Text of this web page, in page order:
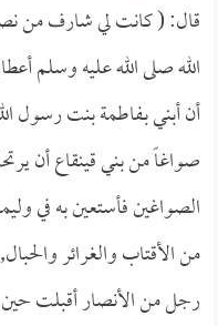
قال: (كانت لي شارف من
الله صلى الله عليه وسلم
أن أبني بـفاطمة بنت رسول
صواغاً من بني قينقاع أن
الصواغين فأستعين به في
من الأقتاب والغرائر
رجل من الأنصار أقبلت